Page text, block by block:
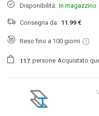
Disponibilità: In magazzino
Consegna da: 11.99 €
Reso fino a 100 giorni
1 1 7 persone Acquistato